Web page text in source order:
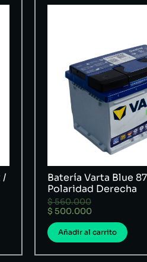
/
Batería Varta Blue
Polaridad Derecha
$560.000
$ 500.000
Añadir al carrito